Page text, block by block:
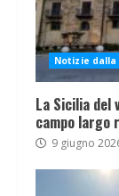
Notizie dalla
La Sicilia
campo largo
9 giugno